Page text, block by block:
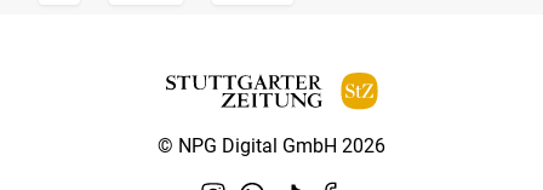
© NPG Digital GmbH 2026